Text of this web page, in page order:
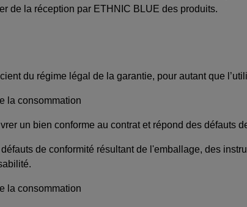
de la réception par ETHNIC BLUE des produits.
du régime légal de la garantie, pour autant que
la consommation
un bien conforme au contrat et répond des défauts
défauts de conformité résultant de l'emballage, des
la consommation